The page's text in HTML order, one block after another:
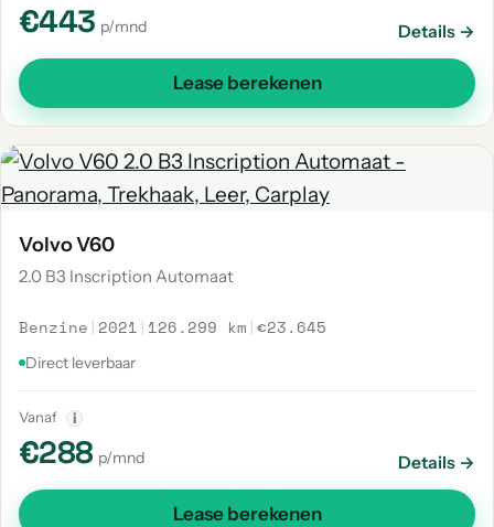
€443 p/mnd Details →
Lease berekenen
Volvo V60
2.0 B3 Inscription Automaat
Benzine | 2021 | 126.299 km |€23.645
Direct leverbaar
Vanaf i
€288 p/mnd Details →
Lease berekenen